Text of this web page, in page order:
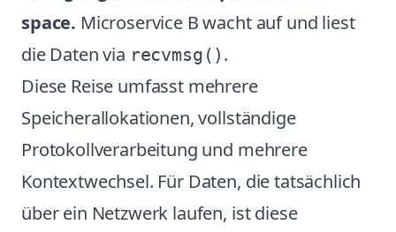
space. Microservice B wacht auf und liest
die Daten via recvmsg() .
Diese Reise umfasst mehrere
Speicherallokationen, vollständige
Protokollverarbeitung und mehrere
Kontextwechsel. Für Daten, die tatsächlich
über ein Netzwerk laufen, ist diese